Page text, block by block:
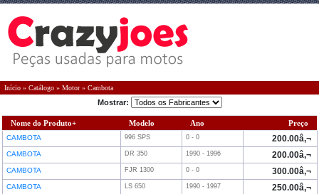
Início » Catálogo » Motor» Cambota
Mostrar:
Nome do Produto+ Modelo Ano Preço
CAMBOTA 996 SPS 0 - 0 200.00â‚¬
CAMBOTA DR 350 1990 - 1996 200.00â‚¬
CAMBOTA FJR 1300 0 - 0 300.00â‚¬
CAMBOTA LS 650 1990 - 1997 250.00â‚¬